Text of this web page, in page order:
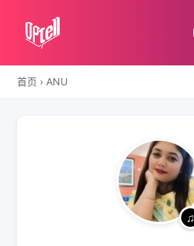
首页 › ANU